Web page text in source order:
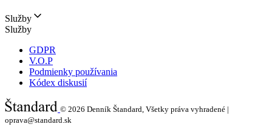
Služby
Služby
GDPR
V.O.P
Podmienky používania
Kódex diskusií
© 2026 Denník Štandard, Všetky práva vyhradené |
oprava@standard.sk